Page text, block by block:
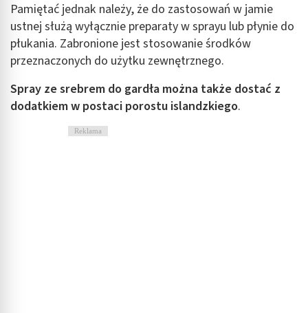
Pamiętać jednak należy, że do zastosowań w jamie
ustnej służą wyłącznie preparaty w sprayu lub płynie do
płukania. Zabronione jest stosowanie środków
przeznaczonych do użytku zewnętrznego.
Spray ze srebrem do gardła można także dostać z
dodatkiem w postaci porostu islandzkiego.
Reklama